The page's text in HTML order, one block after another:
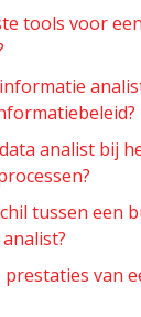
tools voor
analist bij
tussen een
prestaties van